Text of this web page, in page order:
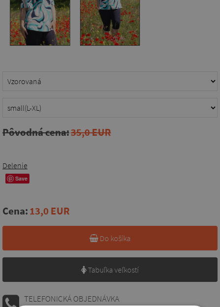
Pôvodná cena:35,0 EUR
Delenie
Save
Cena:13,0 EUR
Do košíka
Tabuľka veľkostí
TELEFONICKÁ OBJEDNÁVKA